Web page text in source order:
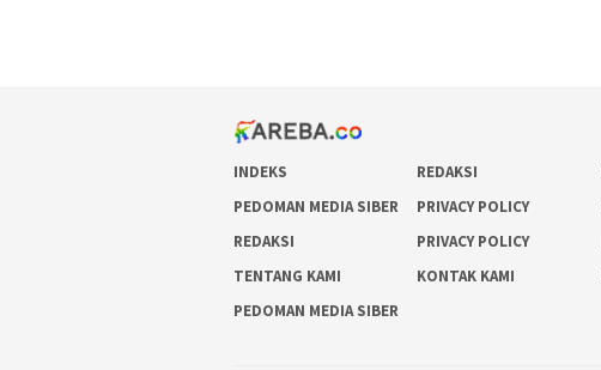
INDEKS REDAKSI
PEDOMAN MEDIA SIBER
PRIVACY POLICY
REDAKSI
PRIVACY POLICY
TENTANG KAMI
KONTAK KAMI
PEDOMAN MEDIA SIBER